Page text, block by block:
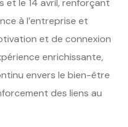
et le 14 avril, renforçant
à l’entreprise et
et de connexion
enrichissante,
envers le bien-être
des liens au